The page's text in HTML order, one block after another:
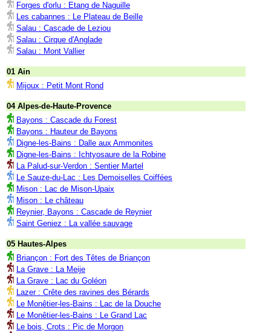
Forges d'orlu : Etang de Naguille
Les cabannes : Le Plateau de Beille
Salau : Cascade de Leziou
Salau : Cirque d'Anglade
Salau : Mont Vallier
01 Ain
Mijoux : Petit Mont Rond
04 Alpes-de-Haute-Provence
Bayons : Cascade du Forest
Bayons : Hauteur de Bayons
Digne-les-Bains : Dalle aux Ammonites
Digne-les-Bains : Ichtyosaure de la Robine
La Palud-sur-Verdon : Sentier Martel
Le Sauze-du-Lac : Les Demoiselles Coiffées
Mison : Lac de Mison-Upaix
Mison : Le château
Reynier, Bayons : Cascade de Reynier
Saint Geniez : La vallée sauvage
05 Hautes-Alpes
Briançon : Fort des Têtes de Briançon
La Grave : La Meije
La Grave : Lac du Goléon
Lazer : Crête des ravines des Bérards
Le Monêtier-les-Bains : Lac de la Douche
Le Monêtier-les-Bains : Le Grand Lac
Le bois, Crots : Pic de Morgon